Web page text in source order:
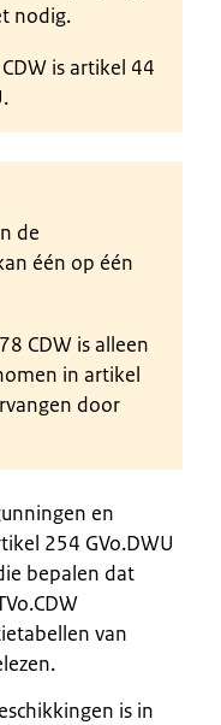
nodig.
is artikel 44
de
één op één
CDW is alleen
in artikel
door
en
254 GVo.DWU
bepalen dat
van
is in